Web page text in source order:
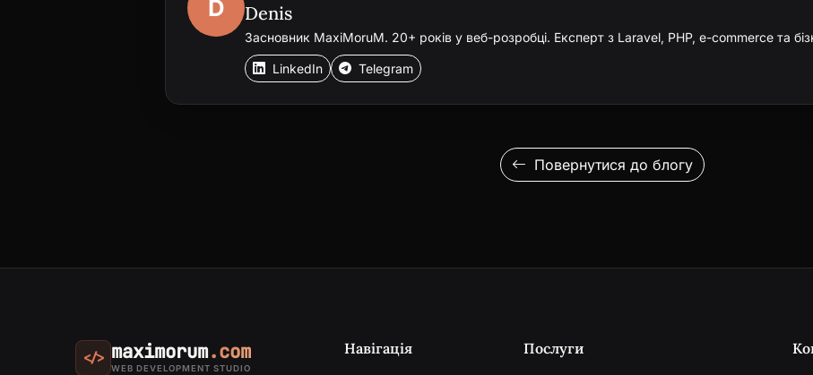
D Denis
Засновник MaxiMoruM. 20+ років у веб-розробці. Експерт з Laravel, PHP, e-commerce та
LinkedIn Telegram
Повернутися до блогу
</> maximorum.com
WEB DEVELOPMENT STUDIO
Навігація Послуги